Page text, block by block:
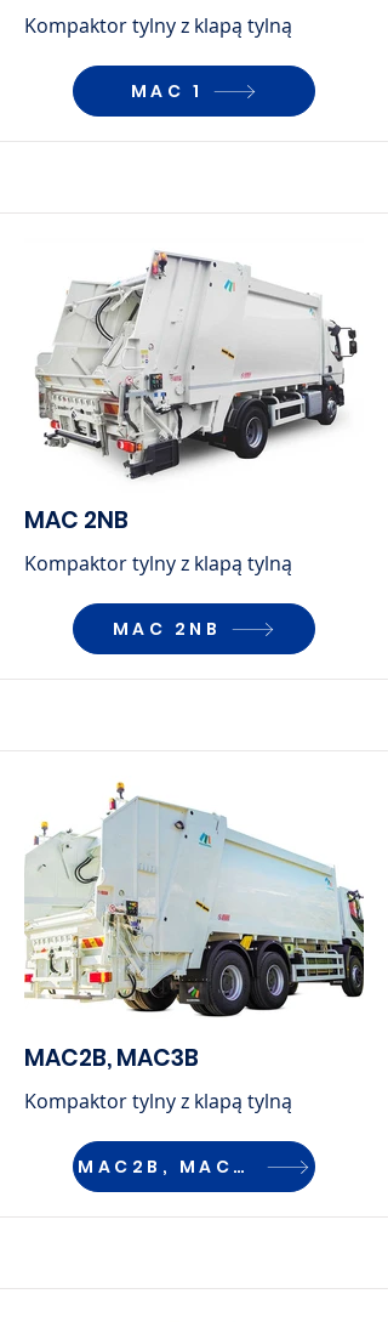
Kompaktor tylny z klapą tylną
MAC 1
MAC 2NB
Kompaktor tylny z klapą tylną
MAC 2NB
MAC2B, MAC3B
Kompaktor tylny z klapą tylną
MAC2B, MAC3B